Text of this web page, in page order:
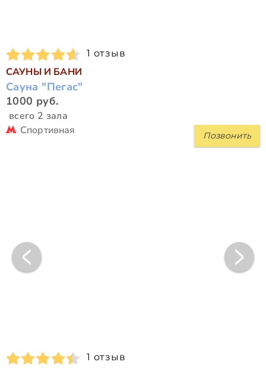
1 отзыв
САУНЫ И БАНИ
Сауна "Пегас"
1000 руб.
всего 2 зала
Позвонить
Спортивная
1 отзыв